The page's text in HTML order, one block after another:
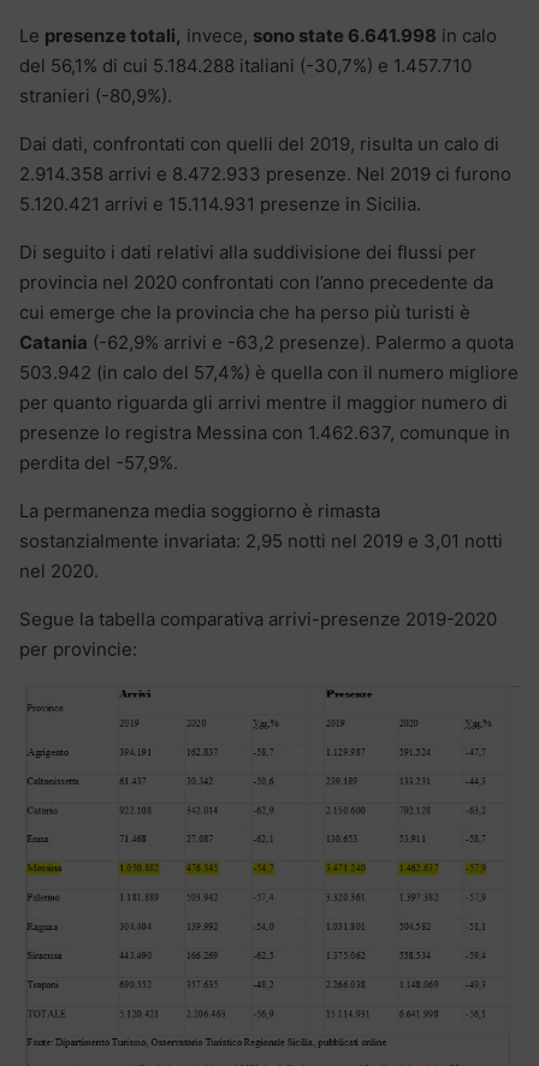
Le presenze totali, invece, sono state 6.641.998 in calo
del 56,1% di cui 5.184.288 italiani (-30,7%) e 1.457.710
stranieri (-80,9%).
Dai dati, confrontati con quelli del 2019, risulta un calo di
2.914.358 arrivi e 8.472.933 presenze. Nel 2019 ci furono
5.120.421 arrivi e 15.114.931 presenze in Sicilia.
Di seguito i dati relativi alla suddivisione dei flussi per
provincia nel 2020 confrontati con l’anno precedente da
cui emerge che la provincia che ha perso più turisti è
Catania (-62,9% arrivi e -63,2 presenze). Palermo a quota
503.942 (in calo del 57,4%) è quella con il numero migliore
per quanto riguarda gli arrivi mentre il maggior numero di
presenze lo registra Messina con 1.462.637, comunque in
perdita del -57,9%.
La permanenza media soggiorno è rimasta
sostanzialmente invariata: 2,95 notti nel 2019 e 3,01 notti
nel 2020.
Segue la tabella comparativa arrivi-presenze 2019-2020
per provincie: